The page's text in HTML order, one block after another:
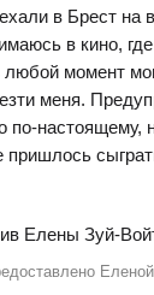
в Брест на
в кино,
момент
меня.
по-настоящему,
пришлось